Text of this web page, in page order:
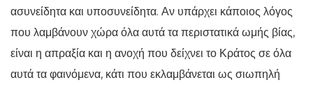
ασυνείδητα και υποσυνείδητα. Αν υπάρχει κάποιος λόγος
που λαμβάνουν χώρα όλα αυτά τα περιστατικά ωμής βίας,
είναι η απραξία και η ανοχή που δείχνει το Κράτος σε όλα
αυτά τα φαινόμενα, κάτι που εκλαμβάνεται ως σιωπηλή